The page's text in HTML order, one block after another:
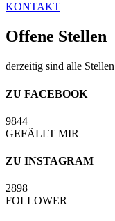
KONTAKT
Offene Stellen
derzeitig sind alle
ZU FACEBOOK
9844
GEFÄLLT MIR
ZU INSTAGRAM
2898
FOLLOWER